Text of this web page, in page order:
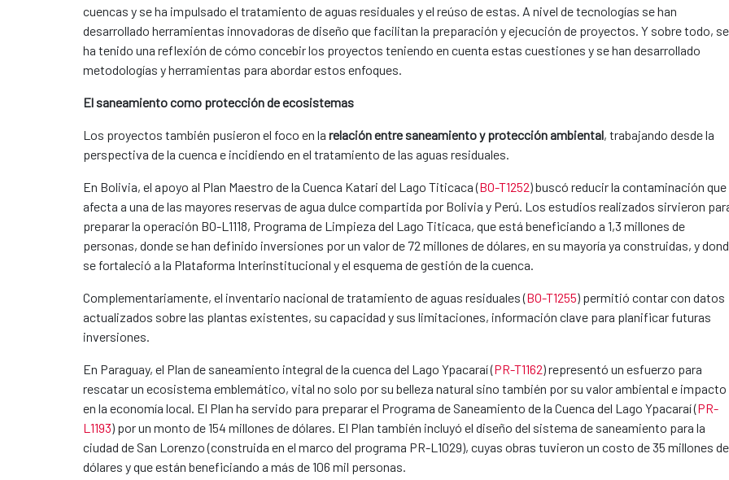
cuencas y se ha impulsado el tratamiento de aguas residuales y el reúso de estas. A nivel de tecnologías se han
desarrollado herramientas innovadoras de diseño que facilitan la preparación y ejecución de proyectos. Y sobre todo, se
ha tenido una reflexión de cómo concebir los proyectos teniendo en cuenta estas cuestiones y se han desarrollado
metodologías y herramientas para abordar estos enfoques.
El saneamiento como protección de ecosistemas
Los proyectos también pusieron el foco en la relación entre saneamiento y protección ambiental, trabajando desde la
perspectiva de la cuenca e incidiendo en el tratamiento de las aguas residuales.
En Bolivia, el apoyo al Plan Maestro de la Cuenca Katari del Lago Titicaca (BO-T1252) buscó reducir la contaminación que
afecta a una de las mayores reservas de agua dulce compartida por Bolivia y Perú. Los estudios realizados sirvieron
preparar la operación BO-L1118, Programa de Limpieza del Lago Titicaca, que está beneficiando a 1,3 millones de
personas, donde se han definido inversiones por un valor de 72 millones de dólares, en su mayoría ya construidas, y
se fortaleció a la Plataforma Interinstitucional y el esquema de gestión de la cuenca.
Complementariamente, el inventario nacional de tratamiento de aguas residuales (BO-T1255) permitió contar con datos
actualizados sobre las plantas existentes, su capacidad y sus limitaciones, información clave para planificar futuras
inversiones.
En Paraguay, el Plan de saneamiento integral de la cuenca del Lago Ypacaraí (PR-T1162) representó un esfuerzo para
rescatar un ecosistema emblemático, vital no solo por su belleza natural sino también por su valor ambiental e impacto
en la economía local. El Plan ha servido para preparar el Programa de Saneamiento de la Cuenca del Lago Ypacaraí (PR-
L1193) por un monto de 154 millones de dólares. El Plan también incluyó el diseño del sistema de saneamiento para la
ciudad de San Lorenzo (construida en el marco del programa PR-L1029), cuyas obras tuvieron un costo de 35 millones de
dólares y que están beneficiando a más de 106 mil personas.